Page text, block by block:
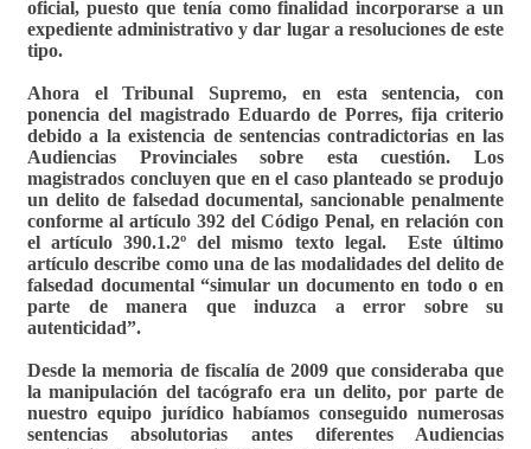
oficial, puesto que tenía como finalidad incorporarse a un
expediente administrativo y dar lugar a resoluciones de este
tipo.
Ahora el Tribunal Supremo, en esta sentencia, con
ponencia del magistrado Eduardo de Porres, fija criterio
debido a la existencia de sentencias contradictorias en las
Audiencias Provinciales sobre esta cuestión. Los
magistrados concluyen que en el caso planteado se produjo
un delito de falsedad documental, sancionable penalmente
conforme al artículo 392 del Código Penal, en relación con
el artículo 390.1.2º del mismo texto legal. Este último
artículo describe como una de las modalidades del delito de
falsedad documental “simular un documento en todo o en
parte de manera que induzca a error sobre su
autenticidad”.
Desde la memoria de fiscalía de 2009 que consideraba que
la manipulación del tacógrafo era un delito, por parte de
nuestro equipo jurídico habíamos conseguido numerosas
sentencias absolutorias antes diferentes Audiencias